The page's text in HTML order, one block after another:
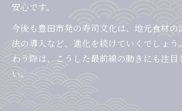
安心です。
今後も豊田市発の寿司文化は、地元食材の
法の導入など、進化を続けていくでしょう
わう際は、こうした最前線の動きにも注目
い。